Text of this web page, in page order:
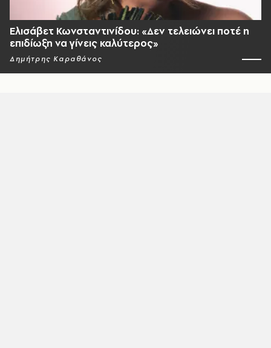
Ελισάβετ Κωνσταντινίδου: «Δεν τελειώνει ποτέ η
επιδίωξη να γίνεις καλύτερος»
Δημήτρης Καραθάνος